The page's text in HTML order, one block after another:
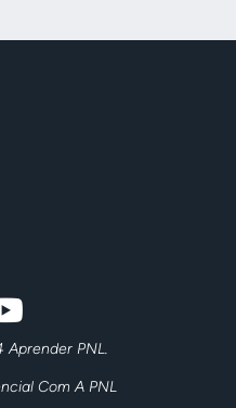
PNL.
Com A PNL